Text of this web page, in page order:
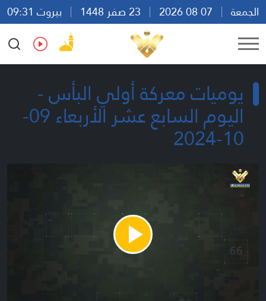
الجمعة
بيروت 09:31
Ar
En Fr Es
يوميات معركة أولي البأس -
اليوم السابع عشر الأربعاء 09-
10-2024
Play
Video